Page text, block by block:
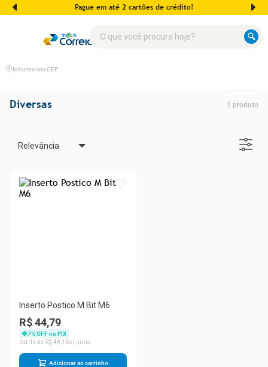
Pague em até 2 cartões de crédito!
Informe seu CEP
Diversas 1 produto
Relevância
Inserto Postico M Bit M6
R$ 44,79
7% OFF no PIX
1
R$ 48 16
Adicionar ao carrinho